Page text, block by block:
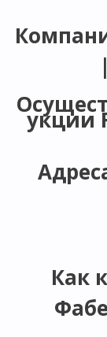
укции
Как